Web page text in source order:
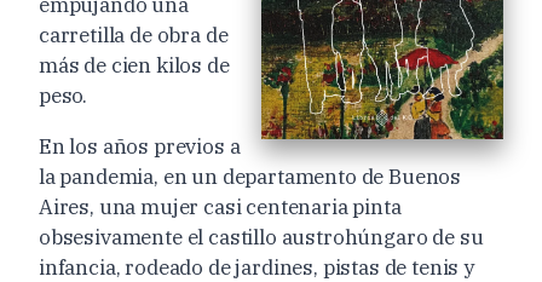
carretilla de obra de
más de cien kilos de
peso.
En los años previos a
la pandemia, en un departamento de Buenos
Aires, una mujer casi centenaria pinta
obsesivamente el castillo austrohúngaro de su
infancia, rodeado de jardines, pistas de tenis y